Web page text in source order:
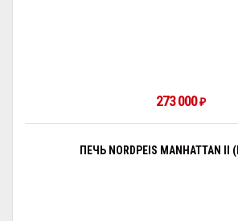
273 000₽
ПЕЧЬ NORDPEIS MANHATTAN